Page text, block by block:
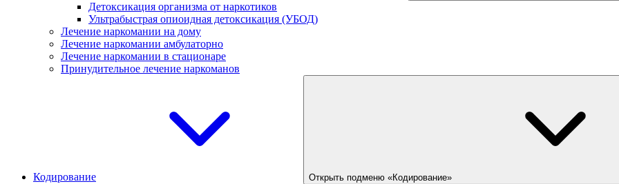
Детоксикация организма от наркотиков
Ультрабыстрая опиоидная детоксикация (УБОД)
Лечение наркомании на дому
Лечение наркомании амбулаторно
Лечение наркомании в стационаре
Принудительное лечение наркоманов
Кодирование Открыть подменю «Кодирование»